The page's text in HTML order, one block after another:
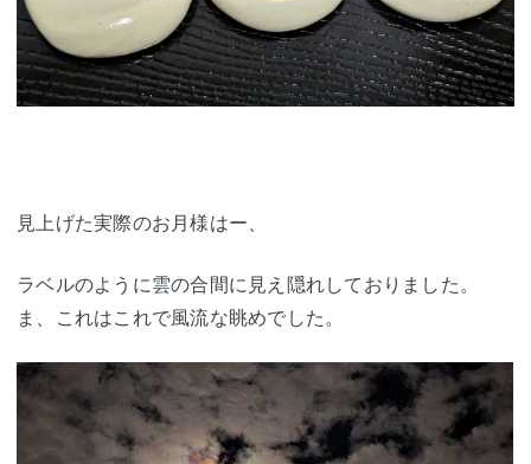
見上げた実際のお月様はー、
ラベルのように雲の合間に見え隠れしておりました。
ま、これはこれで風流な眺めでした。